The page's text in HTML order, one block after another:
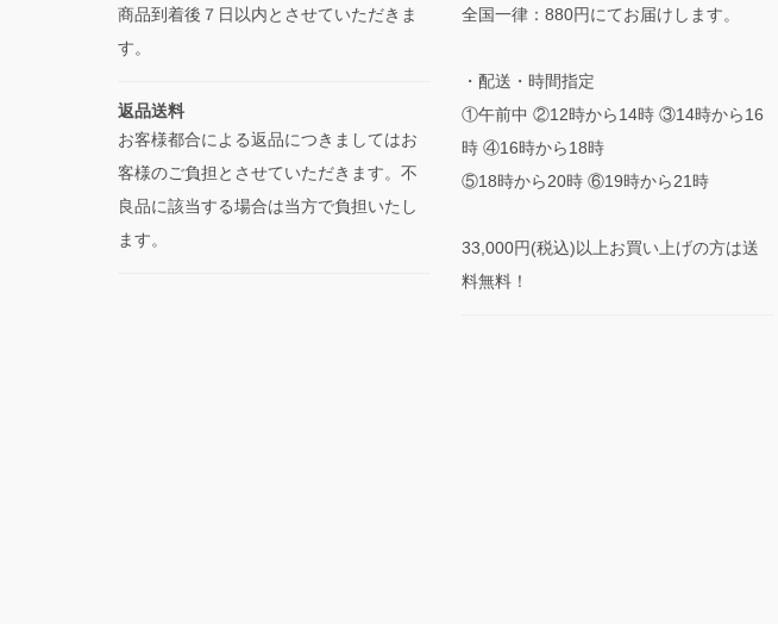
商品到着後７日以内とさせていただきま
す。
返品送料
お客様都合による返品につきましてはお
客様のご負担とさせていただきます。不
良品に該当する場合は当方で負担いたし
ます。
全国一律：880円にてお届けします。
・配送・時間指定
①午前中 ②12時から14時 ③14時から16
時 ④16時から18時
⑤18時から20時 ⑥19時から21時
33,000円(税込)以上お買い上げの方は送
料無料！